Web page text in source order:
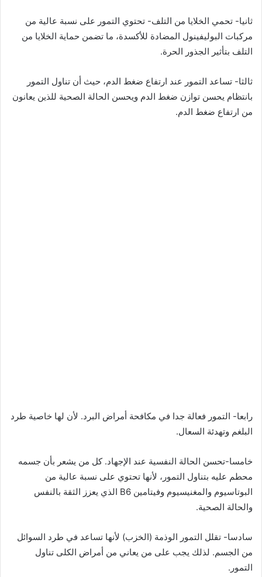
ثانيا- تحمي الخلايا من التلف- تحتوي التمور على نسبة عالية من
مركبات البوليفينول المضادة للأكسدة، ما تضمن حماية الخلايا من
التلف بتأثير الجذور الحرة.
ثالثا- تساعد التمور عند ارتفاع ضغط الدم، حيث أن تناول التمور
بانتظام يحسن توازن ضغط الدم ويحسن الحالة الصحية للذين يعانون
من ارتفاع ضغط الدم.
رابعا- التمور فعالة جدا في مكافحة أمراض البرد. لأن لها خاصية طرد
البلغم وتهدئة السعال.
خامسا-تحسن الحالة النفسية عند الإجهاد. كل من يشعر بأن جسمه
محطم عليه بتناول التمور، لأنها تحتوي على نسبة عالية من
البوتاسيوم والمغنيسيوم وفيتامين B6 الذي يعزز الثقة بالنفس
والحالة الصحية.
سادسا- تقلل التمور الوذمة (الخزب) لأنها تساعد في طرد السوائل
من الجسم. لذلك يجب على من يعاني من أمراض الكلى تناول
التمور.